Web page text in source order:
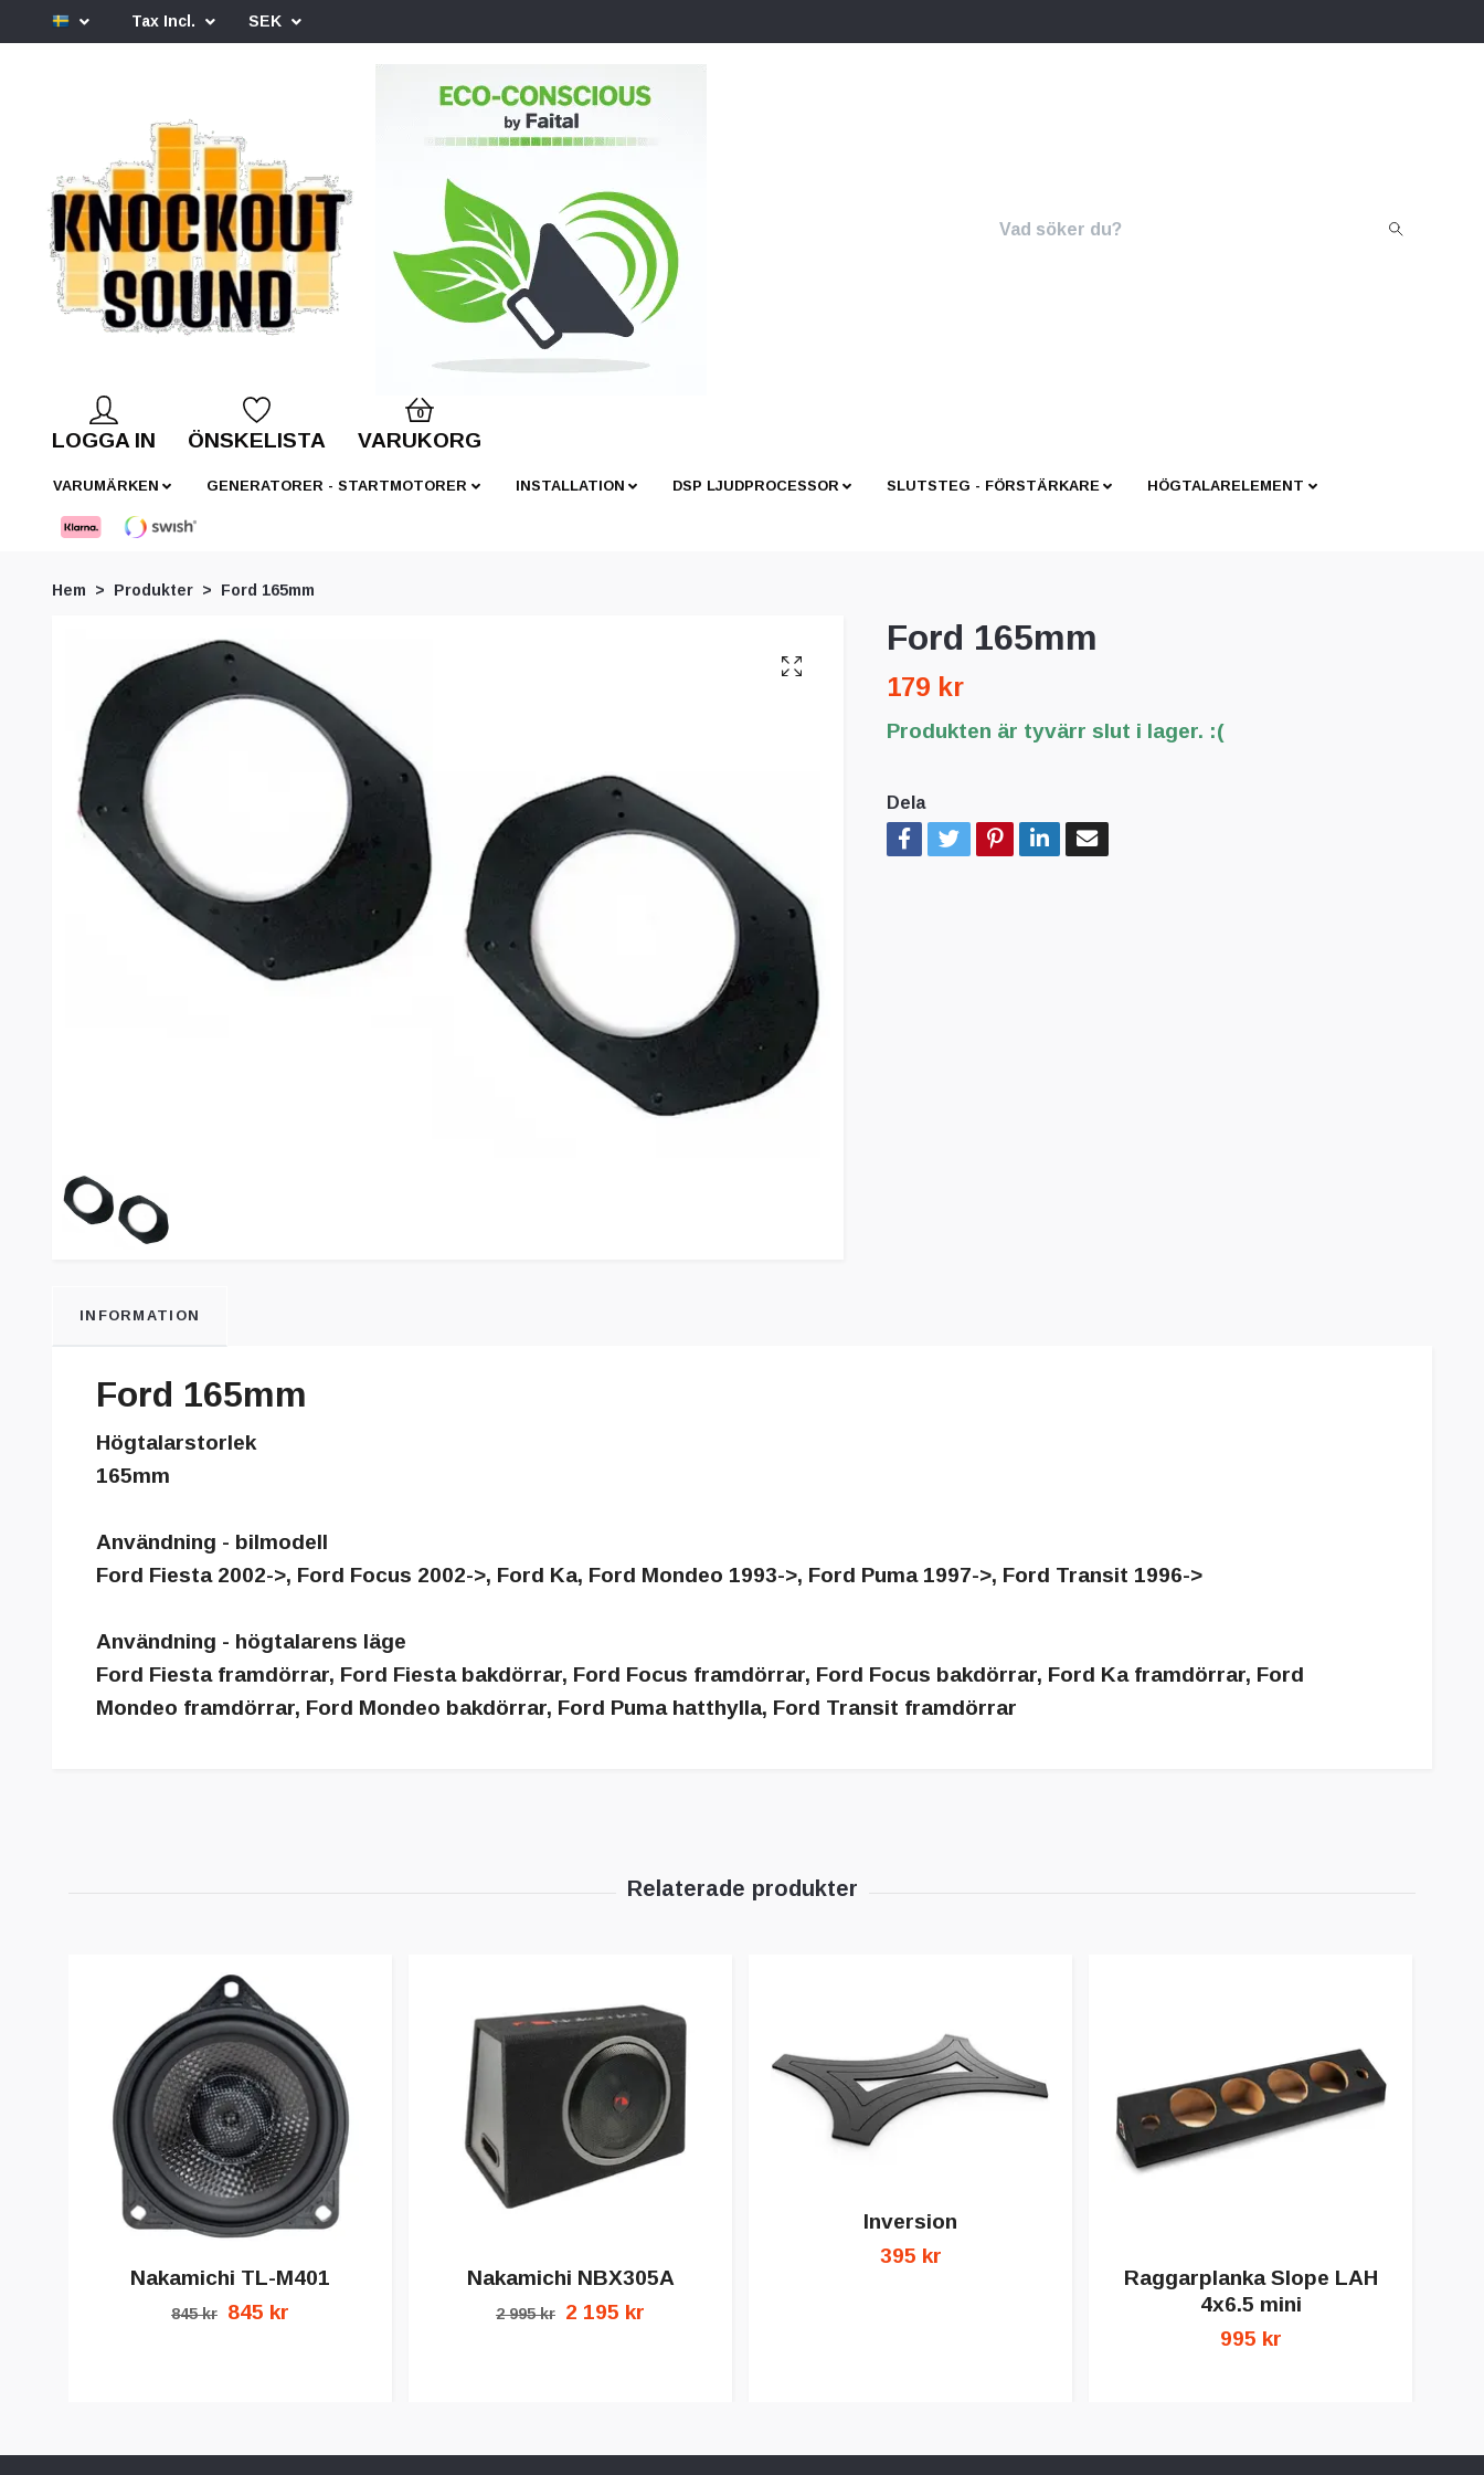
Tax Incl. SEK
LOGGA IN ÖNSKELISTA
0
VARUKORG
VARUMÄRKEN GENERATORER - STARTMOTORER INSTALLATION DSP LJUDPROCESSOR SLUTSTEG - FÖRSTÄRKARE HÖGTALARELEMENT
Hem Produkter Ford 165mm
Ford 165mm
179 kr
Produkten är tyvärr slut i lager. :(
Dela
INFORMATION
Ford 165mm
Högtalarstorlek
165mm
Användning - bilmodell
Ford Fiesta 2002->, Ford Focus 2002->, Ford Ka, Ford Mondeo 1993->, Ford Puma 1997->, Ford Transit 1996->
Användning - högtalarens läge
Ford Fiesta framdörrar, Ford Fiesta bakdörrar, Ford Focus framdörrar, Ford Focus bakdörrar, Ford Ka framdörrar, Ford
Mondeo framdörrar, Ford Mondeo bakdörrar, Ford Puma hatthylla, Ford Transit framdörrar
Nakamichi TL-M401
845 kr 845 kr
Nakamichi NBX305A
2 995 kr 2 195 kr
Inversion
395 kr
Raggarplanka Slope LAH
4x6.5 mini
995 kr